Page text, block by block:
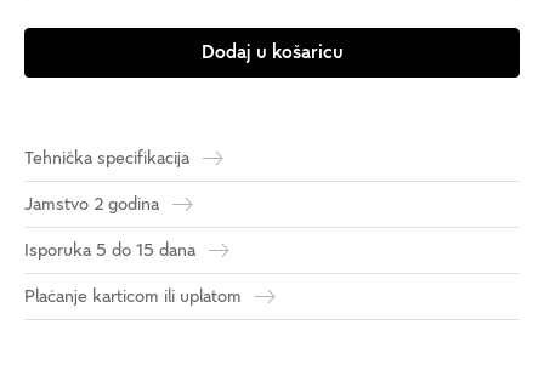
Dodaj u košaricu
Tehnička specifikacija
Jamstvo 2 godina
Isporuka 5 do 15 dana
Plaćanje karticom ili uplatom